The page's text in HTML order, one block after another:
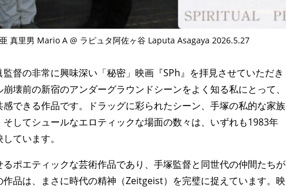
真里男 Mario A @ ラピュタ阿佐ヶ谷 Laputa Asagaya 2026.5.27
督の非常に興味深い「秘密」映画『SPh』を拝見させていただき
壊前の新宿のアンダーグラウンドシーンをよく知る私にとって、
できる作品です。ドラッグに彩られたシーン、手塚の私的な家族
してシュールなエロティックな場面の数々は、いずれも1983年
ています。
ポエティックな芸術作品であり、手塚監督と同世代の仲間たちが
品は、まさに時代の精神（Zeitgeist）を完璧に捉えています。映